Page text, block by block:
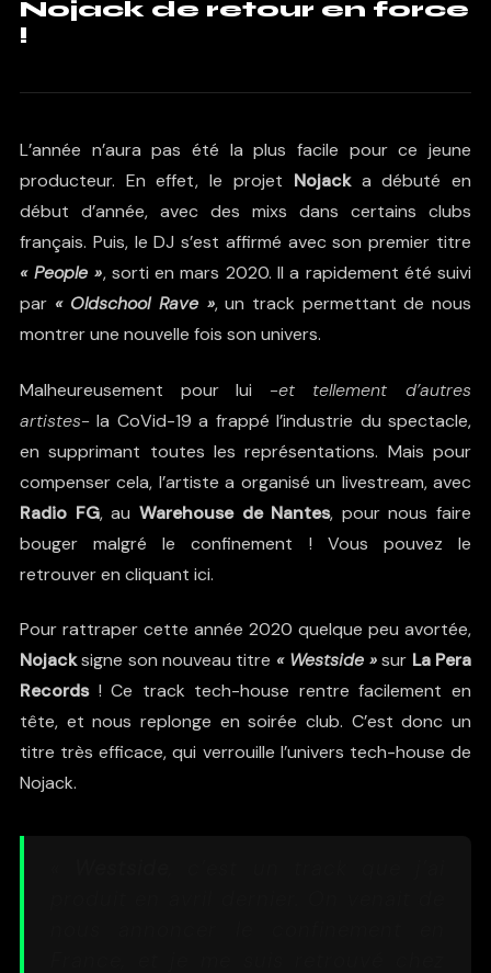
Nojack de retour en force
!
L’année n’aura pas été la plus facile pour ce jeune
producteur. En effet, le projet Nojacka débuté en
début d’année, avec des mixs dans certains clubs
français. Puis, le DJ s’est affirmé avec son premier titre
« People », sorti en mars 2020. Il a rapidement été suivi
par « Oldschool Rave », un track permettant de nous
montrer une nouvelle fois son univers.
Malheureusement pour lui -et tellement d’autres
artistes-la CoVid-19 a frappé l’industrie du spectacle,
en supprimant toutes les représentations. Mais pour
compenser cela, l’artiste a organisé un livestream, avec
Radio FG, au Warehouse de Nantes, pour nous faire
bouger malgré le confinement ! Vous pouvez le
retrouver en cliquant ici.
Pour rattraper cette année 2020 quelque peu avortée,
Nojacksigne son nouveau titre « Westside »sur La Pera
Records! Ce track tech-house rentre facilement en
tête, et nous replonge en soirée club. C’est donc un
titre très efficace, qui verrouille l’univers tech-house de
Nojack.